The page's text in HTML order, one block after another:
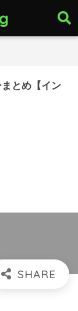
まとめ【イン